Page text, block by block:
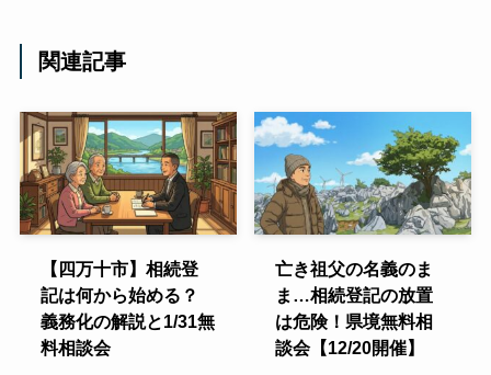
関連記事
【四万十市】相続登
記は何から始める？
義務化の解説と1/31無
料相談会
亡き祖父の名義のま
ま…相続登記の放置
は危険！県境無料相
談会【12/20開催】